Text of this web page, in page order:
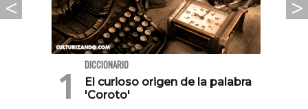
DICCIONARIO
El curioso origen de la palabra
'Coroto'